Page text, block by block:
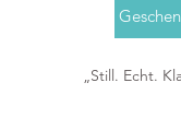
„Still. Echt.